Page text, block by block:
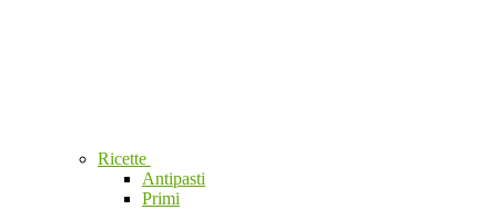
Ricette
Antipasti
Primi